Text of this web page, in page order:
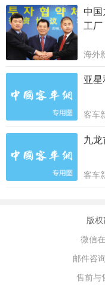
中
工厂
海外
亚星
客车
九龙
客车
版权
微信
邮件咨
售前与